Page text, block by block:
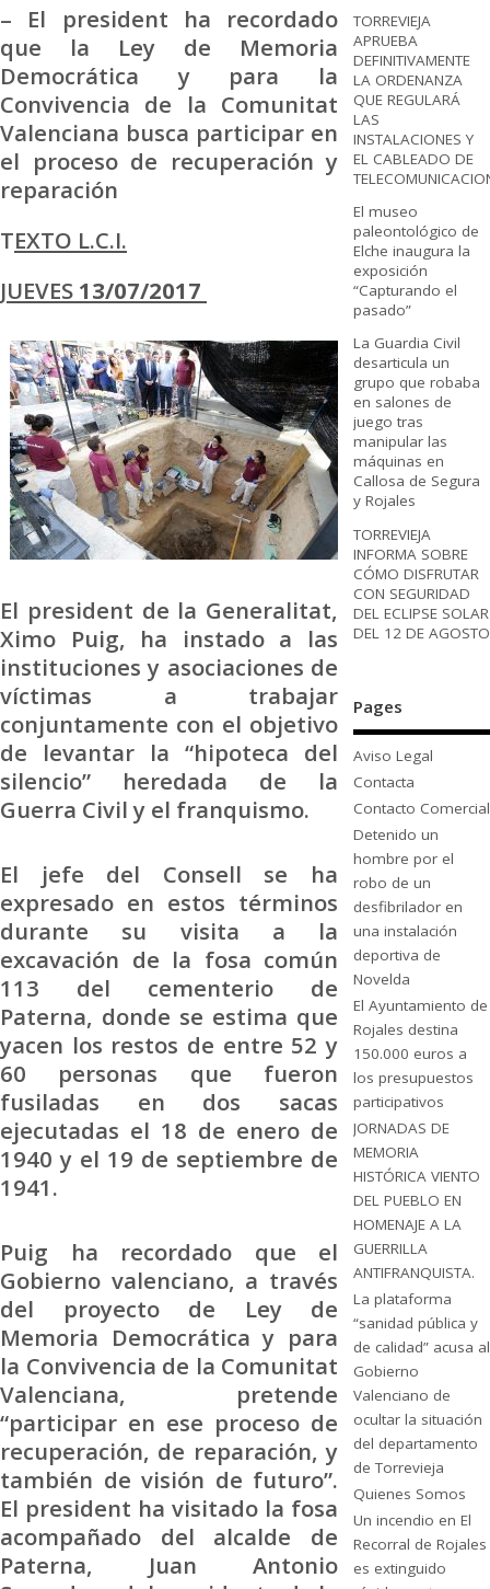
– El president ha recordado
que la Ley de Memoria
Democrática y para la
Convivencia de la Comunitat
Valenciana busca participar en
el proceso de recuperación y
reparación
TEXTO L.C.I.
JUEVES 13/07/2017
El president de la Generalitat,
Ximo Puig, ha instado a las
instituciones y asociaciones de
víctimas a trabajar
conjuntamente con el objetivo
de levantar la “hipoteca del
silencio” heredada de la
Guerra Civil y el franquismo.
El jefe del Consell se ha
expresado en estos términos
durante su visita a la
excavación de la fosa común
113 del cementerio de
Paterna, donde se estima que
yacen los restos de entre 52 y
60 personas que fueron
fusiladas en dos sacas
ejecutadas el 18 de enero de
1940 y el 19 de septiembre de
1941.
Puig ha recordado que el
Gobierno valenciano, a través
del proyecto de Ley de
Memoria Democrática y para
la Convivencia de la Comunitat
Valenciana, pretende
“participar en ese proceso de
recuperación, de reparación, y
también de visión de futuro”.
El president ha visitado la fosa
acompañado del alcalde de
Paterna, Juan Antonio
TORREVIEJA
APRUEBA
DEFINITIVAMENTE
LA ORDENANZA
QUE REGULARÁ
LAS
INSTALACIONES Y
EL CABLEADO DE
El museo
paleontológico de
Elche inaugura la
exposición
“Capturando el
pasado”
La Guardia Civil
desarticula un
grupo que robaba
en salones de
juego tras
manipular las
máquinas en
Callosa de Segura
y Rojales
TORREVIEJA
INFORMA SOBRE
CÓMO DISFRUTAR
CON SEGURIDAD
DEL ECLIPSE SOLAR
DEL 12 DE AGOSTO
Pages
Aviso Legal
Contacta
Contacto Comercial
Detenido un
hombre por el
robo de un
desfibrilador en
una instalación
deportiva de
Novelda
El Ayuntamiento de
Rojales destina
150.000 euros a
los presupuestos
participativos
JORNADAS DE
MEMORIA
HISTÓRICA VIENTO
DEL PUEBLO EN
HOMENAJE A LA
GUERRILLA
ANTIFRANQUISTA.
La plataforma
“sanidad pública y
de calidad” acusa al
Gobierno
Valenciano de
ocultar la situación
del departamento
de Torrevieja
Quienes Somos
Un incendio en El
Recorral de Rojales
es extinguido